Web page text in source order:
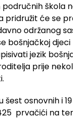
škola
će se
održanog
bošnjačkoj
jezik
prije
osnovnih i
prvačići na